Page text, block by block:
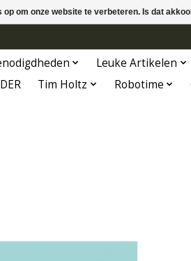
Leuke Artikelen
Tim Holtz Robotime
op om onze website te verbeteren. Is dat